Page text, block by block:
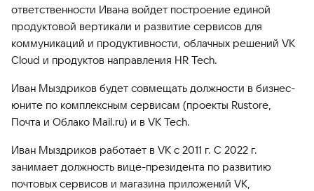
ответственности Ивана войдет построение единой
продуктовой вертикали и развитие сервисов для
коммуникаций и продуктивности, облачных решений VK
Cloud и продуктов направления HR Tech.
Иван Мыздриков будет совмещать должности в бизнес-
юните по комплексным сервисам (проекты Rustore,
Почта и Облако Mail.ru) и в VK Tech.
Иван Мыздриков работает в VK с 2011 г. C 2022 г.
занимает должность вице-президента по развитию
почтовых сервисов и магазина приложений VK,